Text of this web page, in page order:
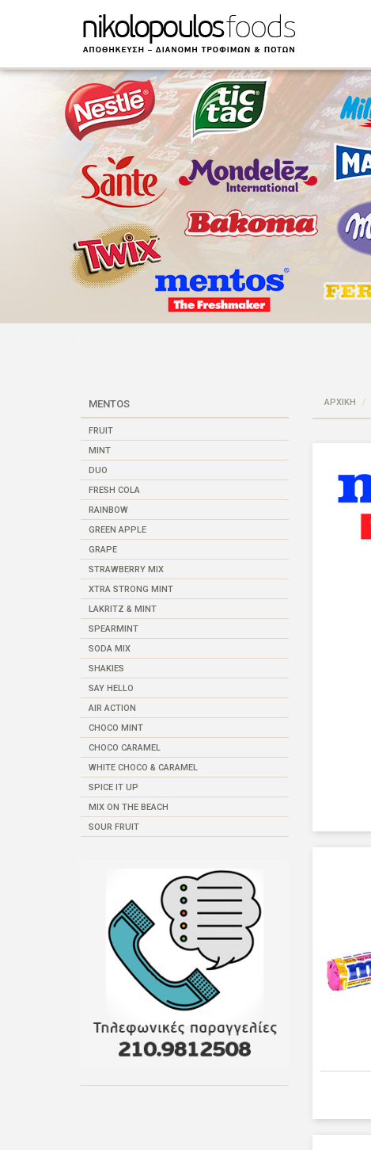
MENTOS
FRUIT
MINT
DUO
FRESH COLA
RAINBOW
GREEN APPLE
GRAPE
STRAWBERRY MIX
XTRA STRONG MINT
LAKRITZ & MINT
SPEARMINT
SODA MIX
SHAKIES
SAY HELLO
AIR ACTION
CHOCO MINT
CHOCO CARAMEL
WHITE CHOCO & CARAMEL
SPICE IT UP
MIX ON THE BEACH
SOUR FRUIT
ΑΡΧΙΚΗ